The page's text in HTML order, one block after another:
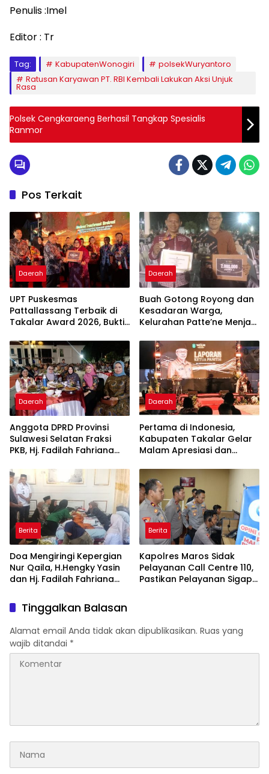
Penulis :Imel
Editor : Tr
Tag: KabupatenWonogiri
polsekWuryantoro
Ratusan Karyawan PT. RBI Kembali Lakukan Aksi Unjuk
Rasa
Polsek Cengkaraeng Berhasil Tangkap Spesialis
Ranmor
Pos Terkait
Daerah
UPT Puskesmas
Pattallassang Terbaik di
Takalar Award 2026, Bukti
Pelayanan Kesehatan
Berkualitas
Daerah
Buah Gotong Royong dan
Kesadaran Warga,
Kelurahan Patte’ne Menjadi
2026
Daerah
Anggota DPRD Provinsi
Sulawesi Selatan Fraksi
PKB, Hj. Fadilah Fahriana
Takalar Menyalakan
Lentera Pengabdian
Melalui Malam Apresiasi
dan Inovasi Award 2026
Daerah
Pertama di Indonesia,
Kabupaten Takalar Gelar
Malam Apresiasi dan
Panggung Penghargaan
bagi Pelayan Publik
Berprestasi
Berita
Doa Mengiringi Kepergian
Nur Qaila, H.Hengky Yasin
dan Hj. Fadilah Fahriana
Keluarga
Berita
Kapolres Maros Sidak
Pelayanan Call Centre 110,
Pastikan Pelayanan Sigap
Tinggalkan Balasan
Alamat email Anda tidak akan dipublikasikan. Ruas yang
wajib ditandai *